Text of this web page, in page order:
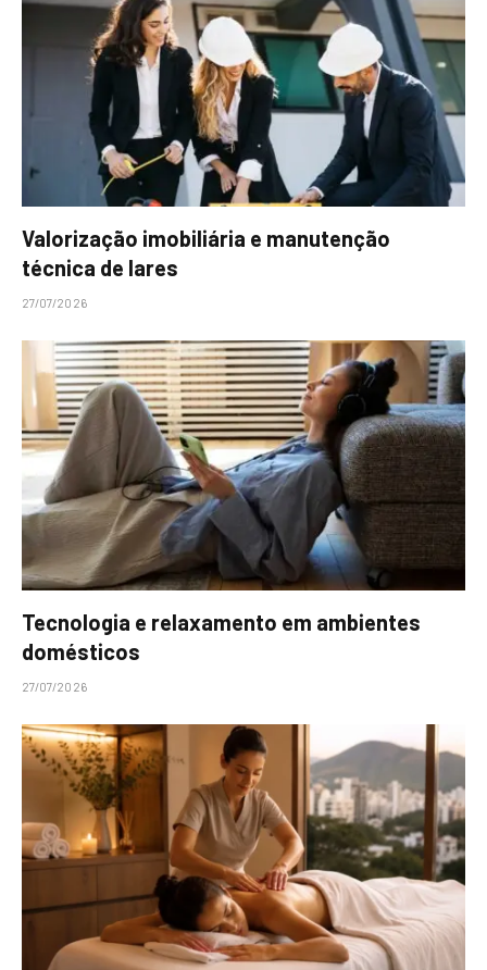
Valorização imobiliária e manutenção
técnica de lares
27/07/2026
Tecnologia e relaxamento em ambientes
domésticos
27/07/2026